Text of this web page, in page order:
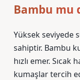
Bambu mu
Yüksek seviyede
sahiptir. Bambu
hızlı emer.
kumaşlar tercih